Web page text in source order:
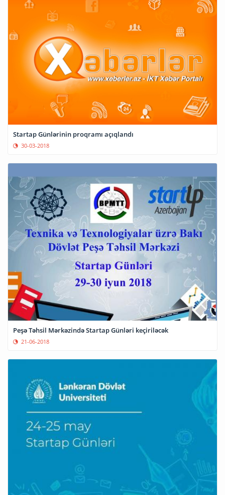
Startap Günlərinin proqramı açıqlandı
30-03-2018
Peşə Təhsil Mərkəzində Startap Günləri keçiriləcək
21-06-2018